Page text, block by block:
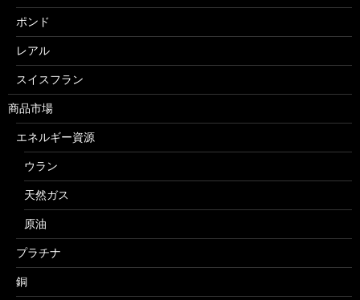
ポンド
レアル
スイスフラン
商品市場
エネルギー資源
ウラン
天然ガス
原油
プラチナ
銅